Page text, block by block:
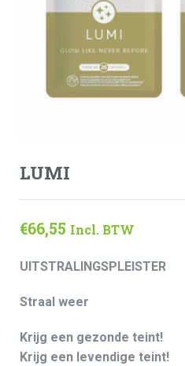
LUMI
€66,55 Incl. BTW
UITSTRALINGSPLEISTER
Straal weer
Krijg een gezonde teint!
Krijg een levendige teint!